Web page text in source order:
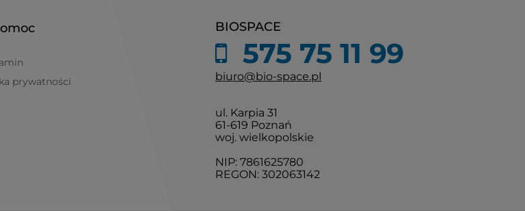
BIOSPACE
575 75 11 99
biuro@bio-space.pl
ul. Karpia 31
61-619 Poznań
woj. wielkopolskie
NIP: 7861625780
REGON: 302063142
prywatności